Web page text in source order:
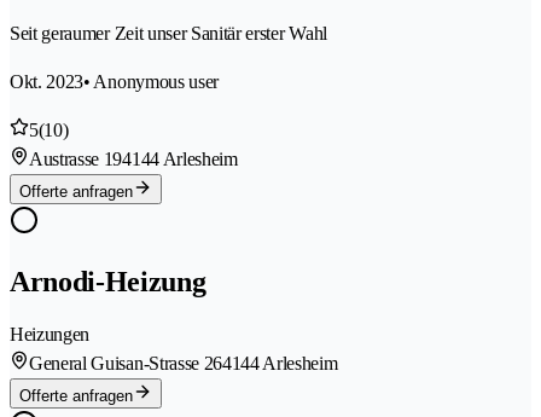
Seit geraumer Zeit unser Sanitär erster Wahl
Okt. 2023• Anonymous user
5(10)
Austrasse 194144 Arlesheim
Offerte anfragen
Arnodi-Heizung
Heizungen
General Guisan-Strasse 264144 Arlesheim
Offerte anfragen